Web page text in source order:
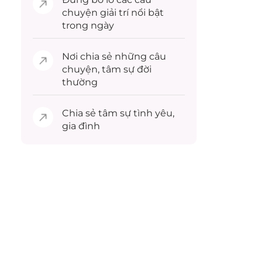
chuyện giải trínổi bật
trong ngày
Nơi chia sẻ những câu
chuyện, tâm sự đời
thường
Chia sẻ tâm sự tình yêu,
gia đình